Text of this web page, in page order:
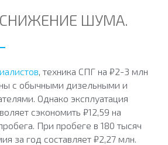
СНИЖЕНИЕ ШУМА.
, техника СПГ на ₽2-3 млн
с обычными дизельными и
Однако эксплуатация
сэкономить ₽12,59 на
При пробеге в 180 тысяч
за год составляет ₽2,27 млн.